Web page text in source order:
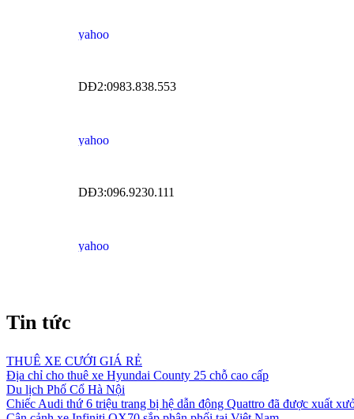
DĐ2:0983.838.553
DĐ3:096.9230.111
Tin tức
THUÊ XE CƯỚI GIÁ RẺ
Địa chỉ cho thuê xe Hyundai County 25 chỗ cao cấp
Du lịch Phố Cổ Hà Nội
Chiếc Audi thứ 6 triệu trang bị hệ dẫn động Quattro đã được xuất